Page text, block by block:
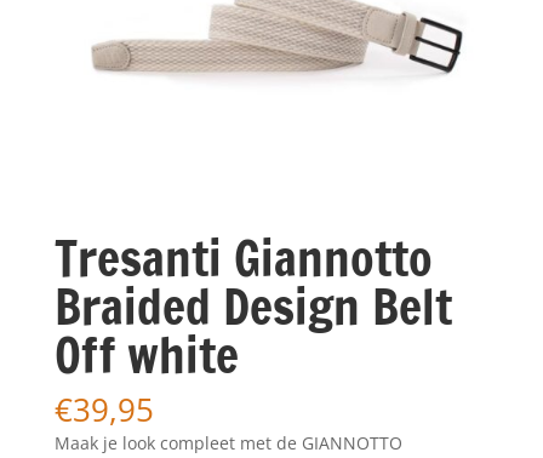
Tresanti Giannotto
Braided Design Belt
Off white
€39,95
Maak je look compleet met de GIANNOTTO